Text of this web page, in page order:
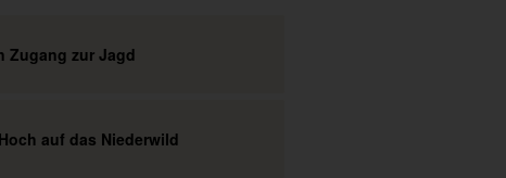
Zugang zur Jagd
auf das Niederwild